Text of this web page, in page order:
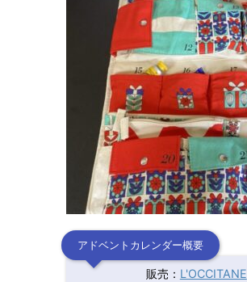
アドベントカレンダー概要
販売： L'OCCITANE